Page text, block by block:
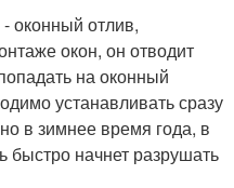
оконный отлив,
окон, он отводит
на оконный
устанавливать сразу
в зимнее время года, в
быстро начнет разрушать